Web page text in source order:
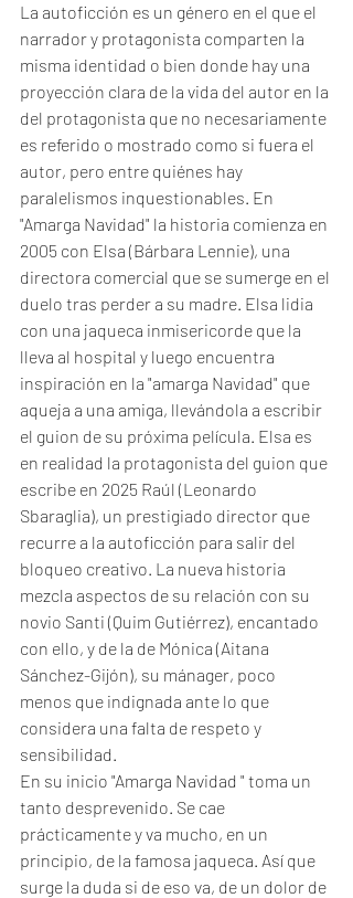
La autoficción es un género en el que el
narrador y protagonista comparten la
misma identidad o bien donde hay una
proyección clara de la vida del autor en la
del protagonista que no necesariamente
es referido o mostrado como si fuera el
autor, pero entre quiénes hay
paralelismos inquestionables. En
"Amarga Navidad" la historia comienza en
2005 con Elsa (Bárbara Lennie), una
directora comercial que se sumerge en el
duelo tras perder a su madre. Elsa lidia
con una jaqueca inmisericorde que la
lleva al hospital y luego encuentra
inspiración en la "amarga Navidad" que
aqueja a una amiga, llevándola a escribir
el guion de su próxima película. Elsa es
en realidad la protagonista del guion que
escribe en 2025 Raúl (Leonardo
Sbaraglia), un prestigiado director que
recurre a la autoficción para salir del
bloqueo creativo. La nueva historia
mezcla aspectos de su relación con su
novio Santi (Quim Gutiérrez), encantado
con ello, y de la de Mónica (Aitana
Sánchez-Gijón), su mánager, poco
menos que indignada ante lo que
considera una falta de respeto y
sensibilidad.
En su inicio "Amarga Navidad " toma un
tanto desprevenido. Se cae
prácticamente y va mucho, en un
principio, de la famosa jaqueca. Así que
surge la duda si de eso va, de un dolor de